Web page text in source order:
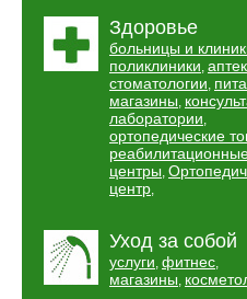
Здоровье
больницы и
поликлиники,
стоматологии,
магазины,
лаборатории,
ортопедические
центры,
центр,
Уход за собой
услуги, фитнес,
магазины,